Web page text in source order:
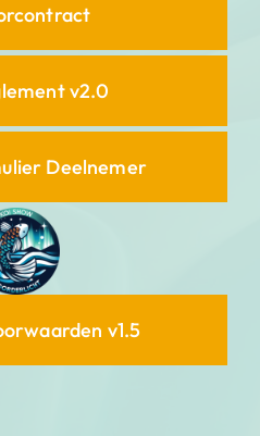
v2.0
Deelnemer
v1.5